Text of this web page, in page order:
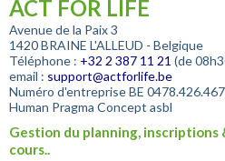
ACT FOR LIFE
Avenue de la Paix 3
1420 BRAINE L'ALLEUD - Belgique
Téléphone : +32 2 387 11 21 (de
email : support@actforlife.be
Numéro d'entrepriseBE 0478.426.467
Human Pragma Concept asbl
Gestion du planning, inscriptions
cours..